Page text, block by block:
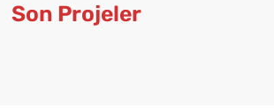
Son Projeler